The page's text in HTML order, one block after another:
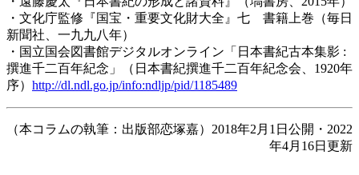
・文化庁監修『国宝・重要文化財大全』七 書籍上巻（毎日
新聞社、一九九八年）
・国立国会図書館デジタルオンライン「日本書紀古本集影 :
撰進千二百年紀念」（日本書紀撰進千二百年紀念会、1920年
序） http://dl.ndl.go.jp/info:ndljp/pid/1185489
（本コラムの執筆：出版部恋塚嘉）2018年2月1日公開・2022
年4月16日更新